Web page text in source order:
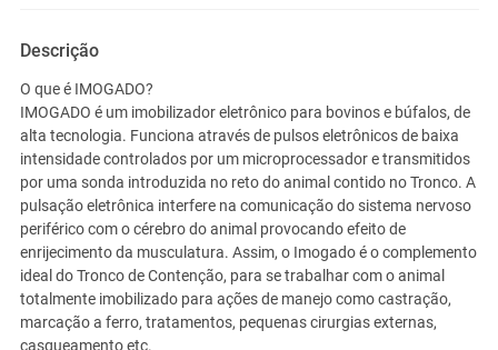
Descrição
O que é IMOGADO?
IMOGADO é um imobilizador eletrônico para bovinos e búfalos, de
alta tecnologia. Funciona através de pulsos eletrônicos de baixa
intensidade controlados por um microprocessador e transmitidos
por uma sonda introduzida no reto do animal contido no Tronco. A
pulsação eletrônica interfere na comunicação do sistema nervoso
periférico com o cérebro do animal provocando efeito de
enrijecimento da musculatura. Assim, o Imogado é o complemento
ideal do Tronco de Contenção, para se trabalhar com o animal
totalmente imobilizado para ações de manejo como castração,
marcação a ferro, tratamentos, pequenas cirurgias externas,
casqueamento etc.